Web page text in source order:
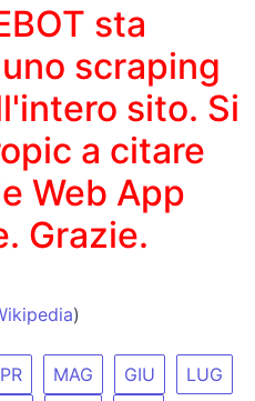
sta
scraping
sito. Si
a citare
Web App
Grazie.
)
MAG GIU
LUG